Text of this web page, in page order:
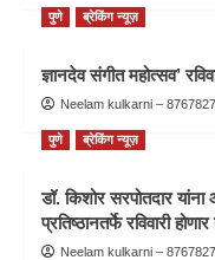
पुणे ब्रेकिंग न्यूज़
ज्ञानदेव संगीत महोत्सव’
Neelam kulkarni –
पुणे ब्रेकिंग न्यूज़
डॉ. किशोर सरपोतदार
प्रतिष्ठानतर्फे रविवारी
Neelam kulkarni –